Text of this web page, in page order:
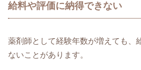
給料や評価に納得できない
薬剤師として経験年数が増えても、
ないことがあります。